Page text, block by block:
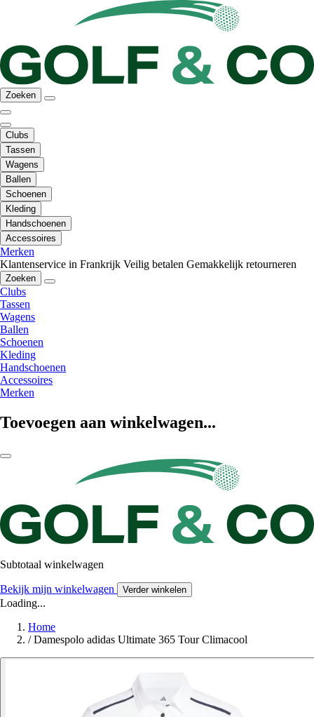
Zoeken
Clubs
Tassen
Wagens
Ballen
Schoenen
Kleding
Handschoenen
Accessoires
Merken
Klantenservice in Frankrijk Veilig betalen Gemakkelijk retourneren
Zoeken
Clubs
Tassen
Wagens
Ballen
Schoenen
Kleding
Handschoenen
Accessoires
Merken
Toevoegen aan winkelwagen...
Subtotaal winkelwagen
Bekijk mijn winkelwagen Verder winkelen
Loading...
Home
/ Damespolo adidas Ultimate 365 Tour Climacool